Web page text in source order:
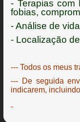
- Terapias com
fobias,
- Análise de
- Localização
--- Todos os meus
--- De seguida
indicarem,